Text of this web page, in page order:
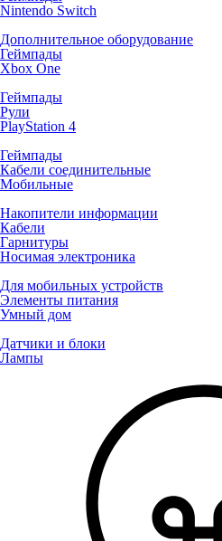
Nintendo Switch
Дополнительное оборудование
Геймпады
Xbox One
Геймпады
Рули
PlayStation 4
Геймпады
Кабели соединительные
Мобильные
Накопители информации
Кабели
Гарнитуры
Носимая электроника
Для мобильных устройств
Элементы питания
Умный дом
Датчики и блоки
Лампы